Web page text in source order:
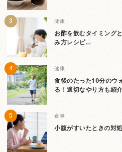
健康
お酢を飲むタイミング
み方レシピ...
健康
食後のたった10分のウ
る！適切なやり方も紹
食事
小腹がすいたときの対